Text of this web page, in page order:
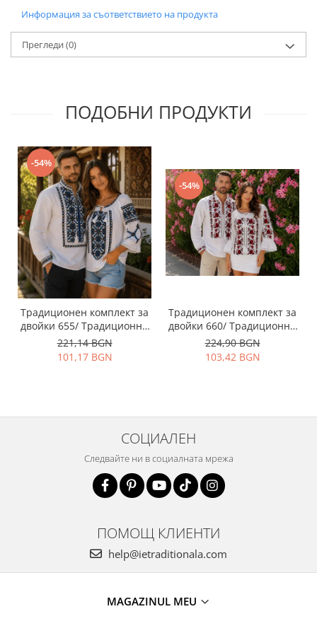
Информация за съответствието на продукта
Прегледи (0)
ПОДОБНИ ПРОДУКТИ
-54%
Традиционен комплект за
двойки 655/ Традиционни
ризи с бродерия
221,14 BGN
101,17 BGN
-54%
Традиционен комплект за
двойки 660/ Традиционни
ризи с бродерия
224,90 BGN
103,42 BGN
СОЦИАЛЕН
Следвайте ни в социалната мрежа
ПОМОЩ КЛИЕНТИ
help@ietraditionala.com
MAGAZINUL MEU